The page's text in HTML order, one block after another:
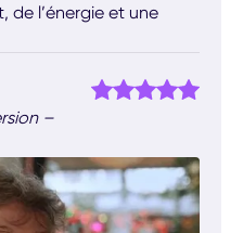
de l’énergie et une
–